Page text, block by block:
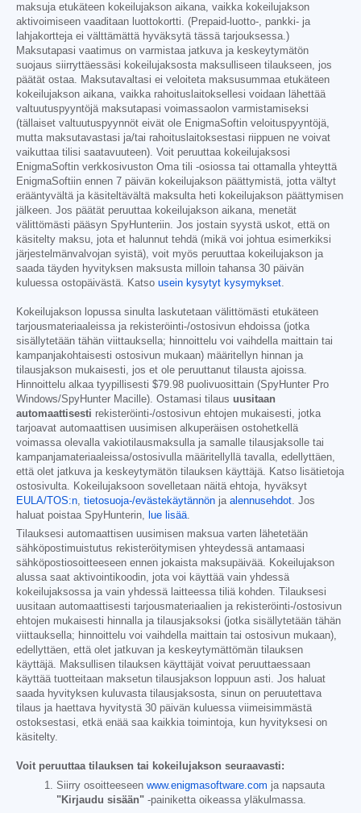
maksuja etukäteen kokeilujakson aikana, vaikka kokeilujakson
aktivoimiseen vaaditaan luottokortti. (Prepaid-luotto-, pankki- ja
lahjakortteja ei välttämättä hyväksytä tässä tarjouksessa.)
Maksutapasi vaatimus on varmistaa jatkuva ja keskeytymätön
suojaus siirryttäessäsi kokeilujaksosta maksulliseen tilaukseen, jos
päätät ostaa. Maksutavaltasi ei veloiteta maksusummaa etukäteen
kokeilujakson aikana, vaikka rahoituslaitoksellesi voidaan lähettää
valtuutuspyyntöjä maksutapasi voimassaolon varmistamiseksi
(tällaiset valtuutuspyynnöt eivät ole EnigmaSoftin veloituspyyntöjä,
mutta maksutavastasi ja/tai rahoituslaitoksestasi riippuen ne voivat
vaikuttaa tilisi saatavuuteen). Voit peruuttaa kokeilujaksosi
EnigmaSoftin verkkosivuston Oma tili -osiossa tai ottamalla yhteyttä
EnigmaSoftiin ennen 7 päivän kokeilujakson päättymistä, jotta vältyt
erääntyvältä ja käsiteltävältä maksulta heti kokeilujakson päättymisen
jälkeen. Jos päätät peruuttaa kokeilujakson aikana, menetät
välittömästi pääsyn SpyHunteriin. Jos jostain syystä uskot, että on
käsitelty maksu, jota et halunnut tehdä (mikä voi johtua esimerkiksi
järjestelmänvalvojan syistä), voit myös peruuttaa kokeilujakson ja
saada täyden hyvityksen maksusta milloin tahansa 30 päivän
kuluessa ostopäivästä. Katso usein kysytyt kysymykset.
Kokeilujakson lopussa sinulta laskutetaan välittömästi etukäteen
tarjousmateriaaleissa ja rekisteröinti-/ostosivun ehdoissa (jotka
sisällytetään tähän viittauksella; hinnoittelu voi vaihdella maittain tai
kampanjakohtaisesti ostosivun mukaan) määritellyn hinnan ja
tilausjakson mukaisesti, jos et ole peruuttanut tilausta ajoissa.
Hinnoittelu alkaa tyypillisesti $79.98 puolivuosittain (SpyHunter Pro
Windows/SpyHunter Macille). Ostamasi tilaus uusitaan
automaattisesti rekisteröinti-/ostosivun ehtojen mukaisesti, jotka
tarjoavat automaattisen uusimisen alkuperäisen ostohetkellä
voimassa olevalla vakiotilausmaksulla ja samalle tilausjaksolle tai
kampanjamateriaaleissa/ostosivulla määritellyllä tavalla, edellyttäen,
että olet jatkuva ja keskeytymätön tilauksen käyttäjä. Katso lisätietoja
ostosivulta. Kokeilujaksoon sovelletaan näitä ehtoja, hyväksyt
EULA/TOS:n, tietosuoja-/evästekäytännön ja alennusehdot. Jos
haluat poistaa SpyHunterin, lue lisää.
Tilauksesi automaattisen uusimisen maksua varten lähetetään
sähköpostimuistutus rekisteröitymisen yhteydessä antamaasi
sähköpostiosoitteeseen ennen jokaista maksupäivää. Kokeilujakson
alussa saat aktivointikoodin, jota voi käyttää vain yhdessä
kokeilujaksossa ja vain yhdessä laitteessa tiliä kohden. Tilauksesi
uusitaan automaattisesti tarjousmateriaalien ja rekisteröinti-/ostosivun
ehtojen mukaisesti hinnalla ja tilausjaksoksi (jotka sisällytetään tähän
viittauksella; hinnoittelu voi vaihdella maittain tai ostosivun mukaan),
edellyttäen, että olet jatkuvan ja keskeytymättömän tilauksen
käyttäjä. Maksullisen tilauksen käyttäjät voivat peruuttaessaan
käyttää tuotteitaan maksetun tilausjakson loppuun asti. Jos haluat
saada hyvityksen kuluvasta tilausjaksosta, sinun on peruutettava
tilaus ja haettava hyvitystä 30 päivän kuluessa viimeisimmästä
ostoksestasi, etkä enää saa kaikkia toimintoja, kun hyvityksesi on
käsitelty.
Voit peruuttaa tilauksen tai kokeilujakson seuraavasti:
Siirry osoitteeseen www.enigmasoftware.com ja napsauta
"Kirjaudu sisään" -painiketta oikeassa yläkulmassa.